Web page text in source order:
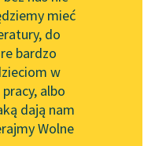
PMH
Wolnych Lektur
mieć
do
bardzo
w
albo
dają nam
Wolne
w chwili gdym
Albertynę na
i zaczął ją pieścić,
wyraz,